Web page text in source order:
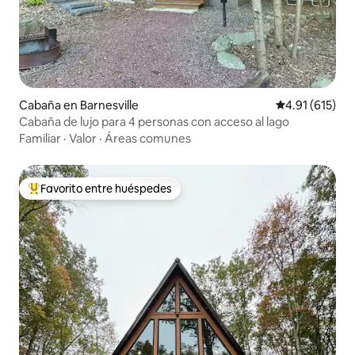
Cabaña en Barnesville Calificación
4.91 (615)
Cabaña de lujo para 4 personas con acceso al lago
Familiar · Valor · Áreas comunes
De los mejores en Favorito entre huéspedes
Favorito entre huéspedes